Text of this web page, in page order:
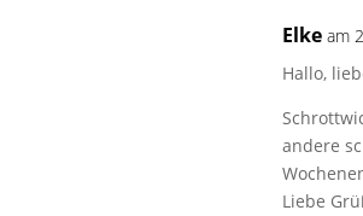
Elke am
Hallo,
andere
Liebe